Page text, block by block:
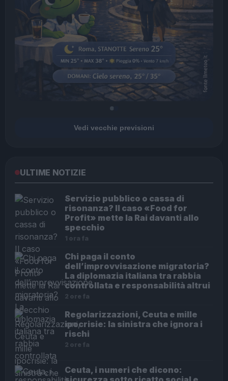
Vedi vecchie previsioni
ULTIME NOTIZIE
Servizio pubblico o cassa di
risonanza? Il caso «Food for
Profit» mette la Rai davanti allo
specchio
1 ora fa
Chi paga il conto
dell’improvvisazione migratoria?
La diplomazia italiana tra rabbia
controllata e responsabilità altrui
2 ore fa
Regolarizzazioni, Ceuta e mille
ipocrisie: la sinistra che ignora i
rischi
2 ore fa
Ceuta, i numeri che dicono: